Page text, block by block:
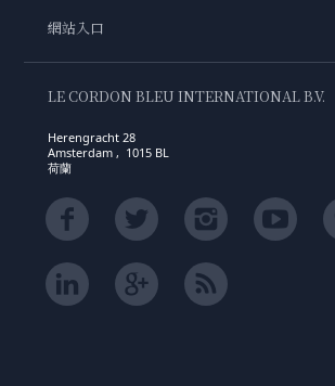
網站入口
LE CORDON BLEU INTERNATIONAL B.V.
Herengracht 28
Amsterdam , 1015 BL
荷蘭